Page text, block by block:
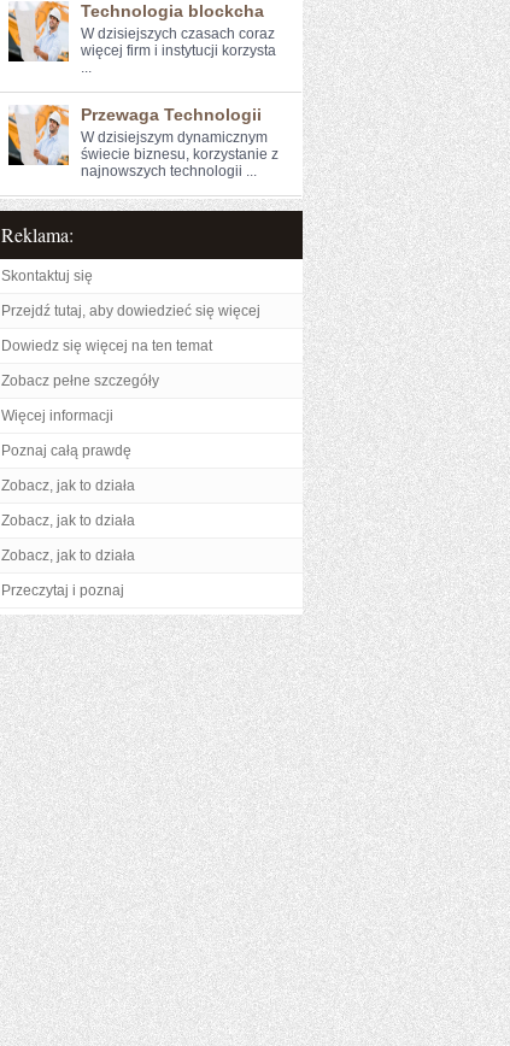
Technologia blockcha
W dzisiejszych czasach coraz
więcej firm i instytucji korzysta
...
Przewaga Technologii
W dzisiejszym​ dynamicznym
świecie biznesu, ‍korzystanie z
najnowszych technologii⁢ ...
Reklama:
Skontaktuj się
Przejdź tutaj, aby dowiedzieć się więcej
Dowiedz się więcej na ten temat
Zobacz pełne szczegóły
Więcej informacji
Poznaj całą prawdę
Zobacz, jak to działa
Zobacz, jak to działa
Zobacz, jak to działa
Przeczytaj i poznaj